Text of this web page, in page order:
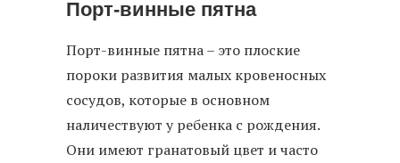
Порт-винные пятна
Порт-винные пятна – это плоские
пороки развития малых кровеносных
сосудов, которые в основном
наличествуют у ребенка с рождения.
Они имеют гранатовый цвет и часто